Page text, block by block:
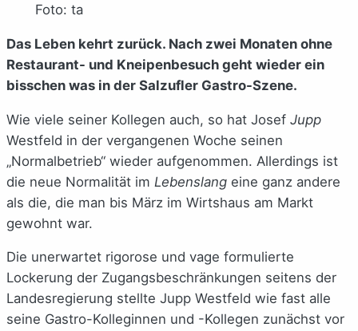
Foto: ta
Das Leben kehrt zurück. Nach zwei Monaten ohne
Restaurant- und Kneipenbesuch geht wieder ein
bisschen was in der Salzufler Gastro-Szene.
Wie viele seiner Kollegen auch, so hat Josef Jupp
Westfeld in der vergangenen Woche seinen
„Normalbetrieb“ wieder aufgenommen. Allerdings ist
die neue Normalität im Lebenslang eine ganz andere
als die, die man bis März im Wirtshaus am Markt
gewohnt war.
Die unerwartet rigorose und vage formulierte
Lockerung der Zugangsbeschränkungen seitens der
Landesregierung stellte Jupp Westfeld wie fast alle
seine Gastro-Kolleginnen und -Kollegen zunächst vor